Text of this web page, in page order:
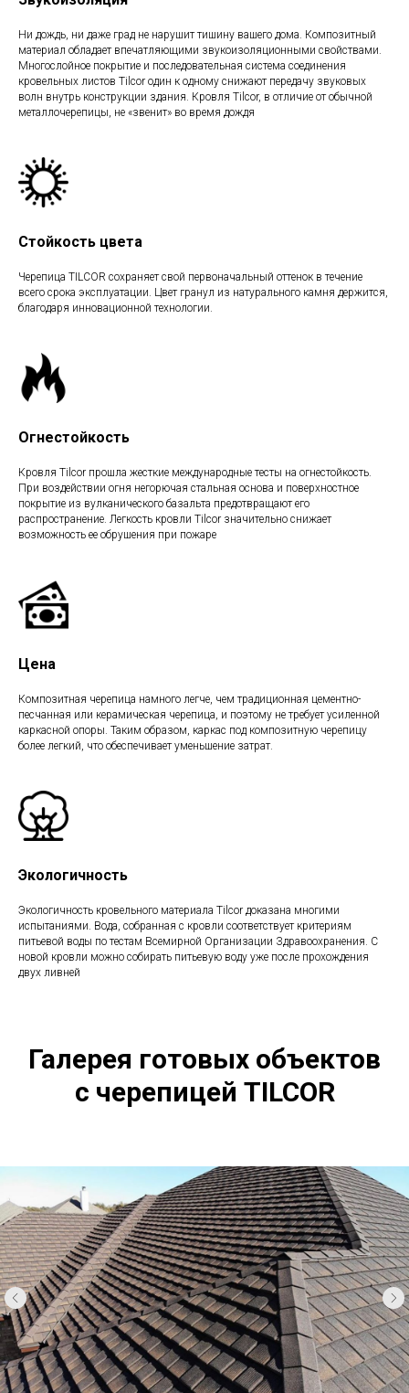
Ни дождь, ни даже град не нарушит тишину вашего дома. Композитный
материал обладает впечатляющими звукоизоляционными свойствами.
Многослойное покрытие и последовательная система соединения
кровельных листов Tilcor один к одному снижают передачу звуковых
волн внутрь конструкции здания. Кровля Tilcor, в отличие от обычной
металлочерепицы, не «звенит» во время дождя
Стойкость цвета
Черепица TILCOR сохраняет свой первоначальный оттенок в течение
всего срока эксплуатации. Цвет гранул из натурального камня держится,
благодаря инновационной технологии.
Огнестойкость
Кровля Tilcor прошла жесткие международные тесты на огнестойкость.
При воздействии огня негорючая стальная основа и поверхностное
покрытие из вулканического базальта предотвращают его
распространение. Легкость кровли Tilcor значительно снижает
возможность ее обрушения при пожаре
Цена
Композитная черепица намного легче, чем традиционная цементно-
песчанная или керамическая черепица, и поэтому не требует усиленной
каркасной опоры. Таким образом, каркас под композитную черепицу
более легкий, что обеспечивает уменьшение затрат.
Экологичность
Экологичность кровельного материала Tilcor доказана многими
испытаниями. Вода, собранная с кровли соответствует критериям
питьевой воды по тестам Всемирной Организации Здравоохранения. С
новой кровли можно собирать питьевую воду уже после прохождения
двух ливней
Галерея готовых объектов
с черепицей TILCOR